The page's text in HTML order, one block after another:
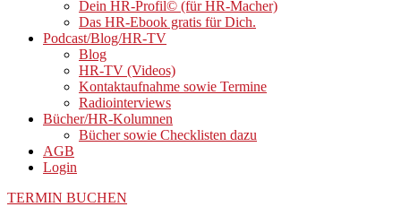
Dein HR-Profil© (für HR-Macher)
Das HR-Ebook gratis für Dich.
Podcast/Blog/HR-TV
Blog
HR-TV (Videos)
Kontaktaufnahme sowie Termine
Radiointerviews
Bücher/HR-Kolumnen
Bücher sowie Checklisten dazu
AGB
Login
TERMIN BUCHEN